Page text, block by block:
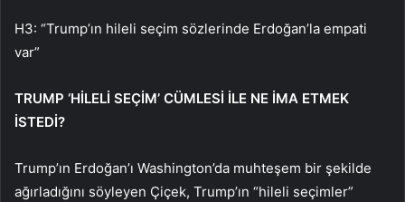
H3: “Trump’ın hileli seçim sözlerinde Erdoğan’la empati
var”
TRUMP ‘HİLELİ SEÇİM’ CÜMLESİ İLE NE İMA ETMEK
İSTEDİ?
Trump’ın Erdoğan’ı Washington’da muhteşem bir şekilde
ağırladığını söyleyen Çiçek, Trump’ın “hileli seçimler”